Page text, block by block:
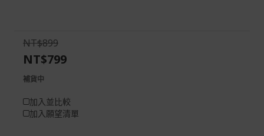
images
gallery
the
images
NT$899
NT$799
補貨中
加入並比較
加入願望清單